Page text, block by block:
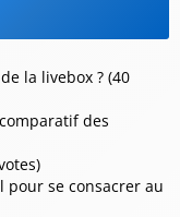
la livebox ? (40
des
pour se consacrer au